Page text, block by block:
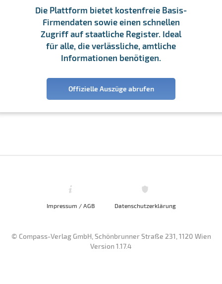
Die Plattform bietet kostenfreie Basis-
Firmendaten sowie einen schnellen
Zugriff auf staatliche Register. Ideal
für alle, die verlässliche, amtliche
Informationen benötigen.
Offizielle Auszüge abrufen
Impressum / AGB Datenschutzerklärung
© Compass-Verlag GmbH, Schönbrunner Straße 231, 1120 Wien
Version 1.17.4